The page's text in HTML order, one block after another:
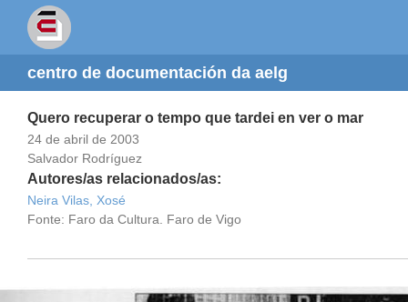
centro de documentación da aelg
Quero recuperar o tempo que tardei en ver o mar
24 de abril de 2003
Salvador Rodríguez
Autores/as relacionados/as:
Neira Vilas, Xosé
Fonte: Faro da Cultura. Faro de Vigo